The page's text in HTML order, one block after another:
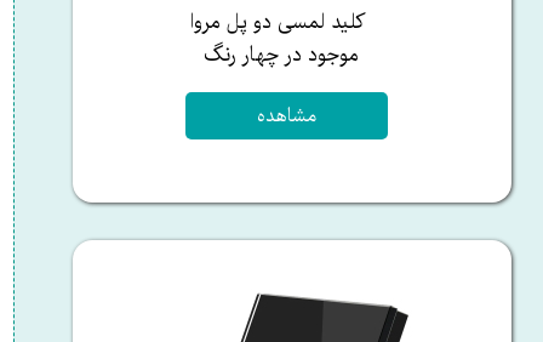
مشاهده
کلید لمسی دو پل مروا
​​​​​​​موجود در چهار رنگ ​​​​​​